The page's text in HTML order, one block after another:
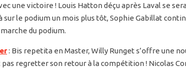
une victoire ! Louis Hatton déçu après Laval se
sur le podium un mois plus tôt, Sophie Gabillat
du podium.
: Bis repetita en Master, Willy Runget s’offre une
pas regretter son retour à la compétition ! Nicolas